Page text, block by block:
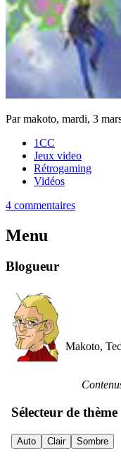
Par makoto, mardi, 3
1CC
Jeux video
Rétrogaming
Vidéos
4 commentaires
Menu
Blogueur
Makoto,
Sélecteur de thème
Auto Clair Sombre